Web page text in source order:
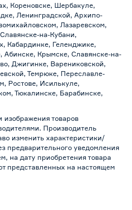
Кореновске, Шербакуле,
Ленинградской, Архипо-
Лазаревском,
на-Кубани,
Кабардинке, Геленджике,
Крымске, Славянске-на-
Джигинке, Варениковской,
Темрюке, Переславле-
Ростове, Исилькуле,
Тюкалинске, Барабинске,
изображения товаров
Производитель
изменить характеристики/
предварительного уведомления
на дату приобретения товара
представленных на настоящем